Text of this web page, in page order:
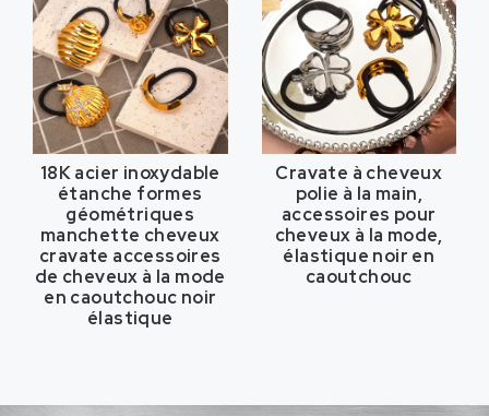
18K acier inoxydable
étanche formes
géométriques
manchette cheveux
cravate accessoires
de cheveux à la mode
en caoutchouc noir
élastique
Cravate à cheveux
polie à la main,
accessoires pour
cheveux à la mode,
élastique noir en
caoutchouc